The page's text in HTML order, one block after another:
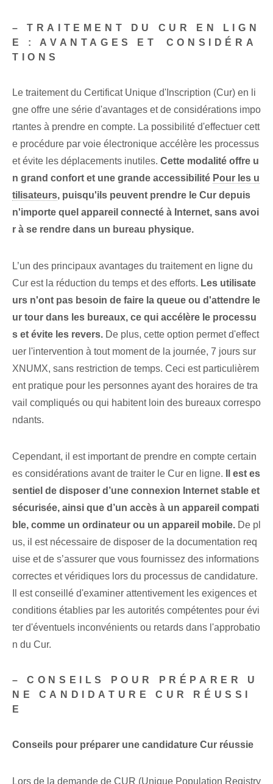
– TRAITEMENT DU CUR EN LIGN
E : AVANTAGES ET⁢ CONSIDÉRA
TIONS
Le traitement du Certificat Unique d'Inscription (Cur) en li
gne offre une série d'avantages et de considérations impo
rtantes à prendre en compte. ‌La possibilité d'effectuer cett
e procédure par voie électronique accélère les processus
et évite les déplacements inutiles. Cette modalité ⁢offre u
n grand confort et une grande accessibilité Pour les u
tilisateurs, puisqu'ils peuvent prendre le Cur depuis
n'importe quel appareil connecté à Internet, sans avoi
r à se rendre dans un bureau physique.
L’un des principaux avantages du traitement en ligne du
Cur est la réduction du temps et des efforts. Les utilisate
urs n'ont pas besoin de faire la queue ou d'attendre le
ur tour dans les bureaux, ce qui accélère le processu
s et évite les revers. De plus, cette option permet d'effect
uer l'intervention à tout moment de la journée, 7 jours sur
XNUMX, sans restriction de temps. Ceci est particulièrem
ent pratique pour les personnes ayant des horaires de tra
vail compliqués ou qui habitent loin des bureaux correspo
ndants.
Cependant, il est important de prendre en compte certain
es considérations avant de traiter le Cur en ligne.
Il est es
sentiel de disposer d’une connexion Internet stable et
sécurisée, ainsi que d’un accès à un appareil compati
ble, comme un ordinateur ou un appareil mobile. De pl
us, il est nécessaire de disposer de la documentation req
uise et de s’assurer que vous fournissez des informations
correctes et véridiques lors du processus de candidature.
Il est conseillé d'examiner attentivement les exigences et
conditions établies par les autorités compétentes pour évi
ter d'éventuels inconvénients ou retards dans l'approbatio
n du Cur.
– CONSEILS POUR PRÉPARER U
NE CANDIDATURE CUR RÉUSSI
E
Conseils pour préparer une candidature Cur réussie
Lors de la demande de CUR (Unique Population Registry